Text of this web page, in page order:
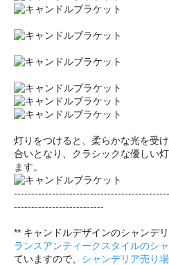
灯りをつけると、柔らかな光を受
合いとなり、クラシックな優しい
ます。
--------------------------
** キャンドルデザインのシャンデ
ランスアンティークスタイルのシ
ていますので、 シャンデリア売り場